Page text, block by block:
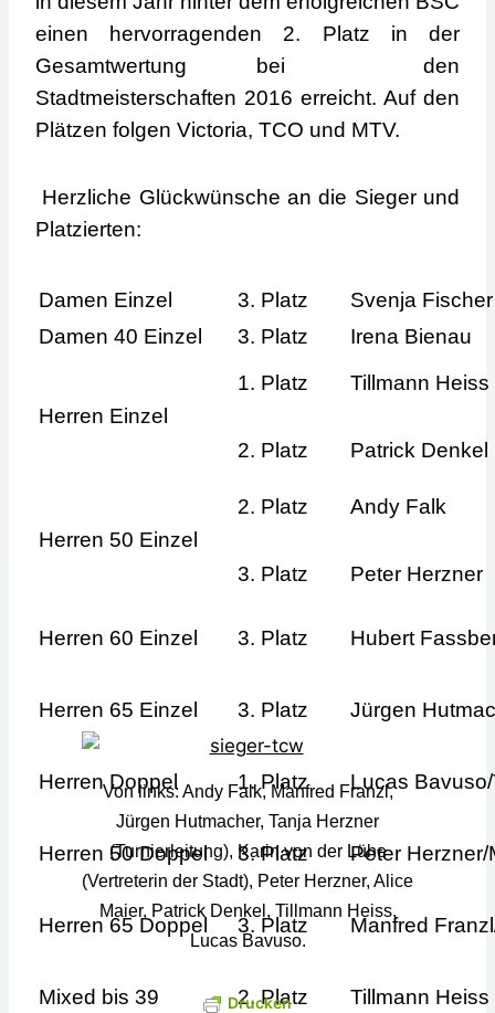
einen hervorragenden 2. Platz in der
Gesamtwertung bei den
Stadtmeisterschaften 2016 erreicht. Auf den
Plätzen folgen Victoria, TCO und MTV.
Herzliche Glückwünsche an die Sieger und
Platzierten:
Damen Einzel 3. Platz
Svenja Fischer
Damen 40 Einzel
3. Platz Irena Bienau
Herren Einzel
1. Platz
2. Platz
Tillmann Heiss
Patrick Denkel
Herren 50 Einzel
2. Platz
3. Platz
Andy Falk
Peter Herzner
Herren 60 Einzel 3. Platz Hubert
Herren 65 Einzel 3. Platz Jürgen
Herren Doppel 1. Platz Lucas
Herren 50 Doppel 3. Platz Peter
Herren 65 Doppel 3. Platz Manfred
Mixed bis 39 2. Platz Tillmann Heiss
Von links: Andy Falk, Manfred Franzl,
Jürgen Hutmacher, Tanja Herzner
(Turnierleitung), Karin von der Lühe
(Vertreterin der Stadt), Peter Herzner, Alice
Maier, Patrick Denkel, Tillmann Heiss,
Lucas Bavuso.
Drucken